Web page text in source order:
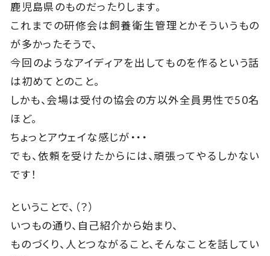
鹿児島県のものだったりします。
これまでの研修会は飼養衛生管理とかそういうもの
が多かったそうで、
今回のようなアイディアを出してものを作るという話
は初めてとのこと。
しかも、会場は受付の協会の方以外全員男性で50名
ほど。
ちょっとアウェイな感じが・・・
でも、依頼を受けたからには、頑張ってやるしかない
です！
ということで、（？）
いつもの通り、自己紹介から始まり、
ものづくり、人とつながること、そんなことを話してい